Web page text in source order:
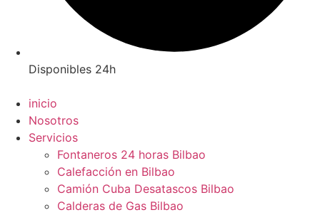
Disponibles 24h
inicio
Nosotros
Servicios
Fontaneros 24 horas Bilbao
Calefacción en Bilbao
Camión Cuba Desatascos Bilbao
Calderas de Gas Bilbao